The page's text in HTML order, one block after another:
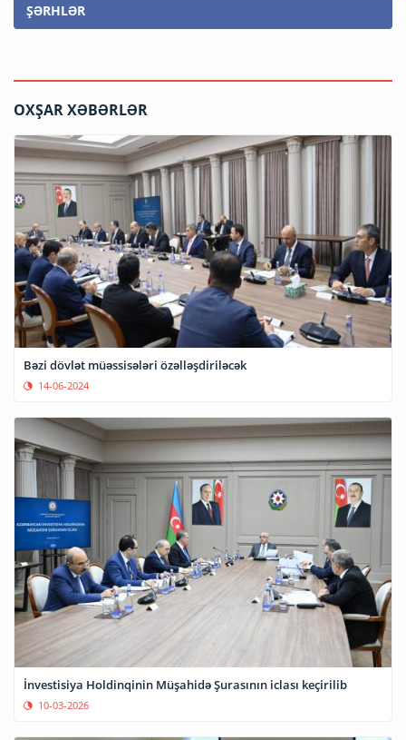
ŞƏRHLƏR
OXŞAR XƏBƏRLƏR
Bəzi dövlət müəssisələri özəlləşdiriləcək
14-06-2024
İnvestisiya Holdinqinin Müşahidə Şurasının iclası keçirilib
10-03-2026